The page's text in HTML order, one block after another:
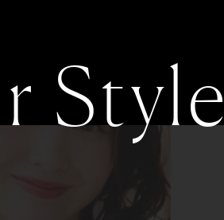
Style